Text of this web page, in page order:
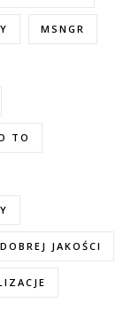
MSNGR
TO
JAKOŚCI